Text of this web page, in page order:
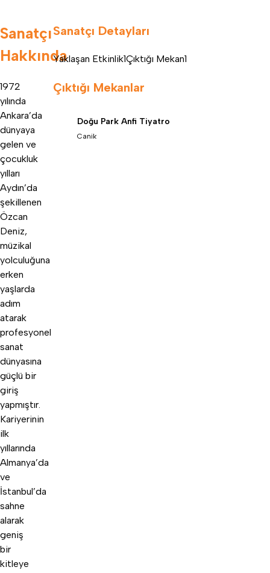
Sanatçı
Hakkında
1972
yılında
Ankara’da
dünyaya
gelen ve
çocukluk
yılları
Aydın’da
şekillenen
Özcan
Deniz,
müzikal
yolculuğuna
erken
yaşlarda
adım
atarak
profesyonel
sanat
dünyasına
güçlü bir
giriş
yapmıştır.
Kariyerinin
ilk
yıllarında
Almanya’da
ve
İstanbul’da
sahne
alarak
geniş
bir
kitleye
Sanatçı Detayları
Yaklaşan Etkinlik1Çıktığı Mekan1
Çıktığı Mekanlar
Doğu Park Anfi Tiyatro
Canik